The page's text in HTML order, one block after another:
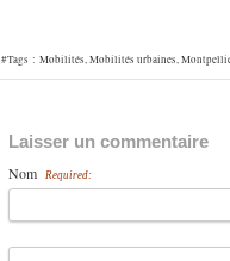
#Tags : Mobilités,Mobilités urbaines,
Laisser un commentaire
Nom Required: